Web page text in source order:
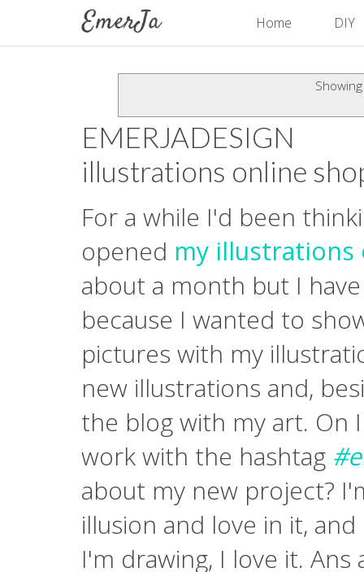
Home DIY
EMERJADESIGN
illustrations online
For a while I'd been
opened my illustrations
about a month but I
because I wanted to
pictures with my
new illustrations and,
the blog with my art. On
work with the hashtag
about my new project?
illusion and love in it,
I'm drawing, I love it.